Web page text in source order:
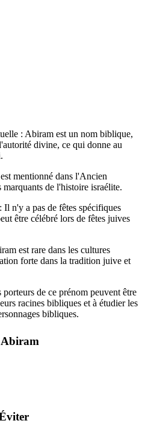
: Abiram est un nom biblique,
divine, ce qui donne au
mentionné dans l'Ancien
marquants de l'histoire israélite.
Il n'y a pas de fêtes spécifiques
être célébré lors de fêtes juives
est rare dans les cultures
forte dans la tradition juive et
de ce prénom peuvent être
racines bibliques et à étudier les
bibliques.
Abiram